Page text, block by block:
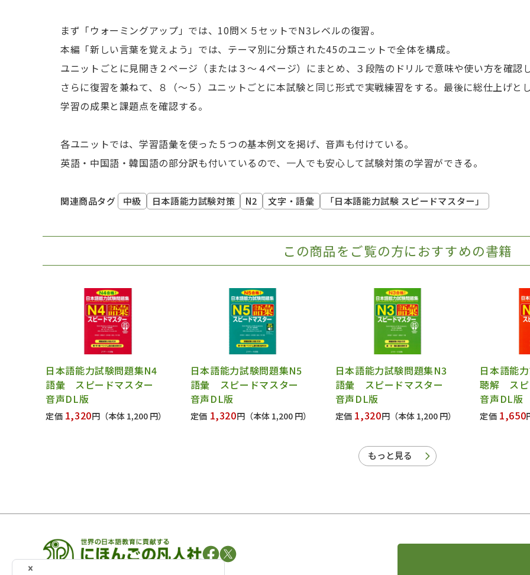
まず「ウォーミングアップ」では、10問×５セットでN3レベルの復習。
本編「新しい言葉を覚えよう」では、テーマ別に分類された45のユニットで全体を構成。
ユニットごとに見開き２ページ（または３～４ページ）にまとめ、３段階のドリルで意味や使い方を確認
さらに復習を兼ねて、８（～５）ユニットごとに本試験と同じ形式で実戦練習をする。最後に総仕上げと
学習の成果と課題点を確認する。
各ユニットでは、学習語彙を使った５つの基本例文を掲げ、音声も付けている。
英語・中国語・韓国語の部分訳も付いているので、一人でも安心して試験対策の学習ができる。
関連商品タグ 中級 日本語能力試験対策 N2 文字・語彙 「日本語能力試験 スピードマスター」
この商品をご覧の方におすすめの書籍
日本語能力試験問題集N4
語彙 スピードマスター
音声DL版
定価 1,320円 （本体 1,200 円）
日本語能力試験問題集N5
語彙 スピードマスター
音声DL版
定価 1,320円 （本体 1,200 円）
日本語能力試験問題集N3
語彙 スピードマスター
音声DL版
定価 1,320円 （本体 1,200 円）
日本語能
聴解 ス
音声DL版
定価 1,650
もっと見る